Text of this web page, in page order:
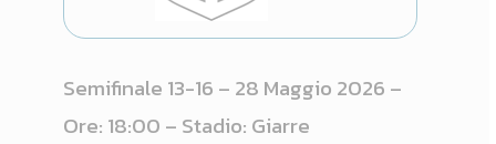
Semifinale 13-16 – 28 Maggio 2026 –
Ore: 18:00 – Stadio: Giarre